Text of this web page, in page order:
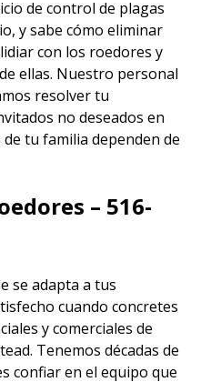
decontrol de plagas
y sabe cómo eliminar
con los roedores y
ellas. Nuestro personal
resolver tu
no deseados en
tu familia dependen de
– 516-
se adapta a tus
cuando concretes
y comerciales de
Tenemos décadas de
confiar en el equipo que